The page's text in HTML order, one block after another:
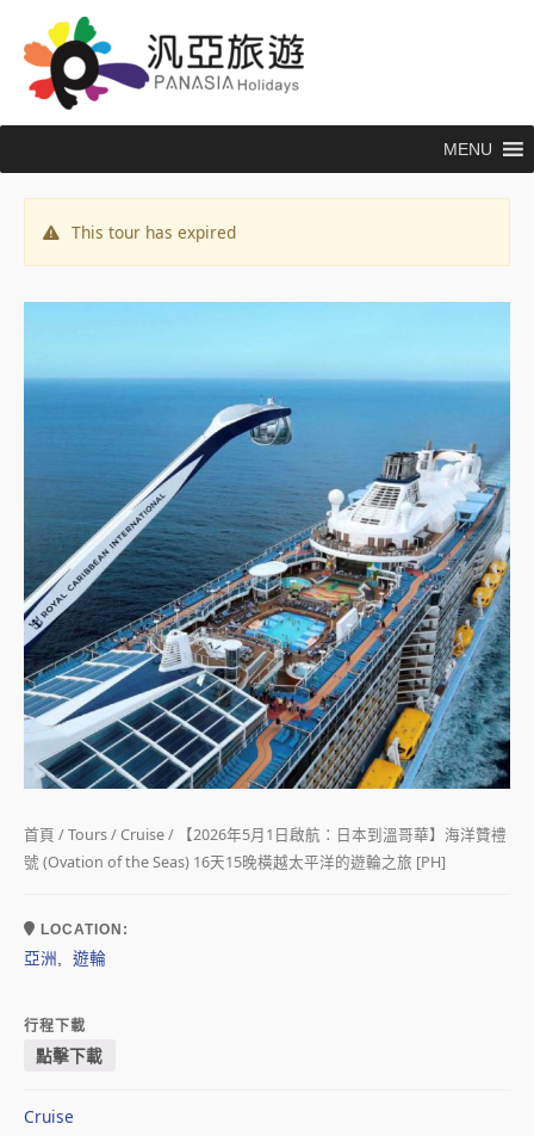
內
MENU
This tour has expired
首頁 /Tours/Cruise/ 【2026年5月1日啟航：日本到溫哥華】海洋贊禮
號 (Ovation of the Seas) 16天15晚橫越太平洋的遊輪之旅 [PH]
LOCATION:
亞洲, 遊輪
行程下載
點擊下載
Cruise